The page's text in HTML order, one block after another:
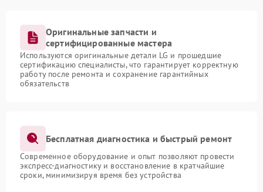
Оригинальные запчасти и
сертифицированные мастера
Используются оригинальные детали LG и прошедшие
сертификацию специалисты, что гарантирует корректную
работу после ремонта и сохранение гарантийных
обязательств
Бесплатная диагностика и быстрый ремонт
Современное оборудование и опыт позволяют провести
экспресс-диагностику и восстановление в кратчайшие
сроки, минимизируя время без устройства